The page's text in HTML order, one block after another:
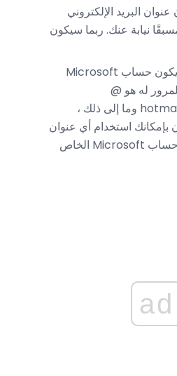
البريد الإلكتروني
نيابة عنك. ربما سيكون
ليس بالضرورة أن يكون حساب Microsoft
له هو @
outlook.com و @ hotmail.com وما إلى ذلك ،
بإمكانك استخدام أي عنوان
بريد إلكتروني للاشتراك في حساب Microsoft الخاص
ad